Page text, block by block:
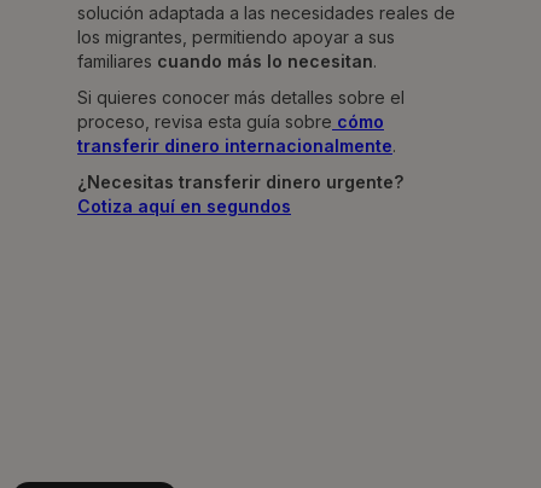
solución adaptada a las necesidades reales de
los migrantes, permitiendo apoyar a sus
familiares cuando más lo necesitan.
Si quieres conocer más detalles sobre el
proceso, revisa esta guía sobre cómo
transferir dinero internacionalmente.
¿Necesitas transferir dinero urgente?
Cotiza aquí en segundos